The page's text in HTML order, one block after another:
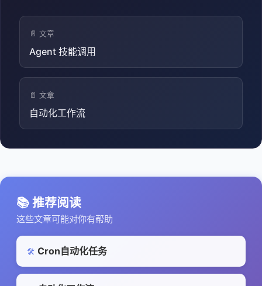
📄 文章
Agent 技能调用
📄 文章
自动化工作流
📚 推荐阅读
这些文章可能对你有帮助
🛠️ Cron自动化任务